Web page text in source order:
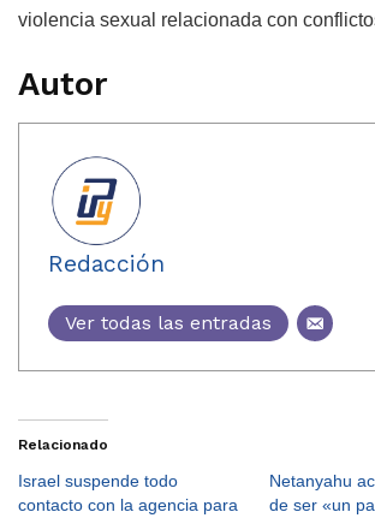
violencia sexual relacionada con
Autor
Redacción
Ver todas las entradas
Relacionado
Israel suspende todo
contacto con la agencia para
Netanyahu
de ser «un